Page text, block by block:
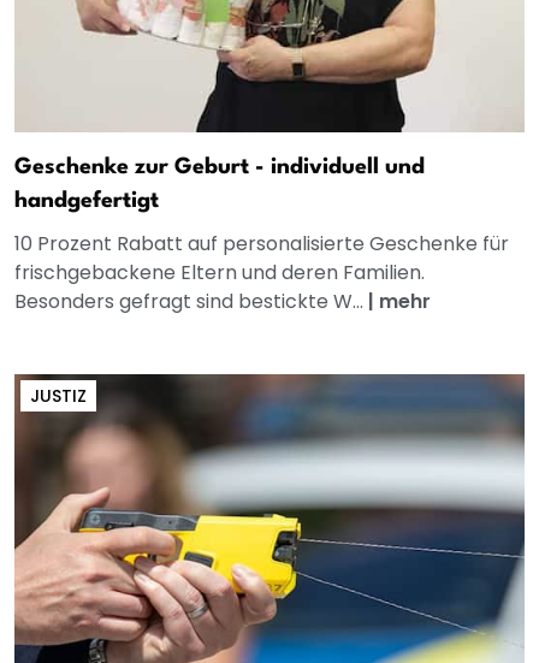
Geschenke zur Geburt - individuell und
handgefertigt
10 Prozent Rabatt auf personalisierte Geschenke für
frischgebackene Eltern und deren Familien.
Besonders gefragt sind bestickte W... | mehr
JUSTIZ